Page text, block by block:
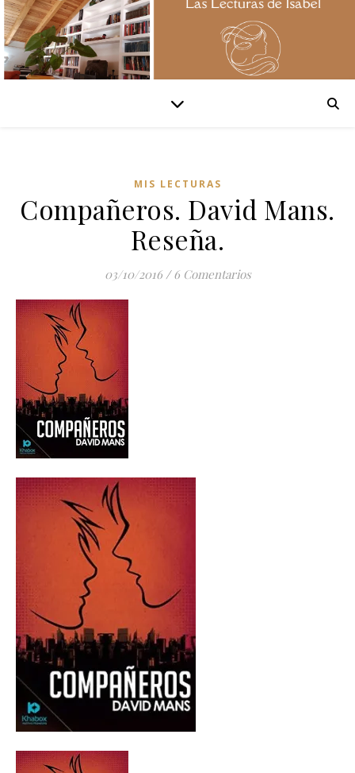
MIS LECTURAS
Compañeros. David Mans.
Reseña.
03/10/2016 / 6 Comentarios